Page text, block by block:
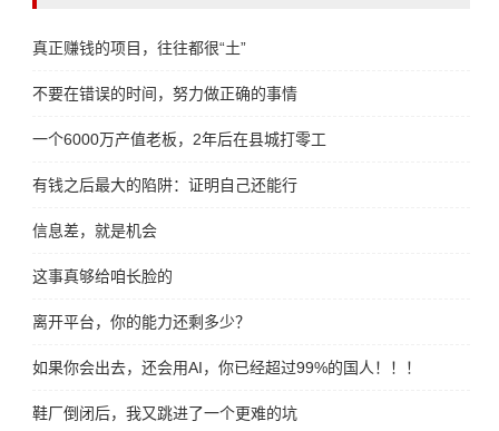
真正赚钱的项目，往往都很“土”
不要在错误的时间，努力做正确的事情
一个6000万产值老板，2年后在县城打零工
有钱之后最大的陷阱：证明自己还能行
信息差，就是机会
这事真够给咱长脸的
离开平台，你的能力还剩多少？
如果你会出去，还会用AI，你已经超过99%的国人！！！
鞋厂倒闭后，我又跳进了一个更难的坑